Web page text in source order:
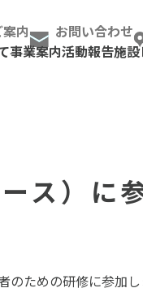
内 お問い合わせ
事業案内活動報告施
ス）に
のための研修に参加し